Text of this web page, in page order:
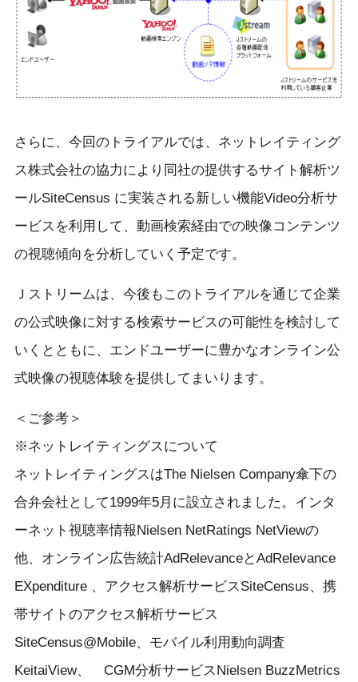
さらに、今回のトライアルでは、ネットレイティング
ス株式会社の協力により同社の提供するサイト解析ツ
ールSiteCensus に実装される新しい機能Video分析サ
ービスを利用して、動画検索経由での映像コンテンツ
の視聴傾向を分析していく予定です。
Ｊストリームは、今後もこのトライアルを通じて企業
の公式映像に対する検索サービスの可能性を検討して
いくとともに、エンドユーザーに豊かなオンライン公
式映像の視聴体験を提供してまいります。
＜ご参考＞
※ネットレイティングスについて
ネットレイティングスはThe Nielsen Company傘下の
合弁会社として1999年5月に設立されました。インタ
ーネット視聴率情報Nielsen NetRatings NetViewの
他、オンライン広告統計AdRelevanceとAdRelevance
EXpenditure 、アクセス解析サービスSiteCensus、携
帯サイトのアクセス解析サービス
SiteCensus@Mobile、モバイル利用動向調査
KeitaiView、 CGM分析サービスNielsen BuzzMetrics